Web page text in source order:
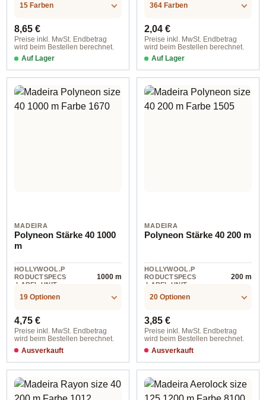
15 Farben
Regulärer Preis:
8,65 €
Preise inkl. MwSt. Endbetrag
wird beim Bestellen berechnet.
Auf Lager
413 rosa
364 Farben
Regulärer Preis:
2,04 €
Preise inkl. MwSt. Endbetrag
wird beim Bestellen berechnet.
Auf Lager
0105
MADEIRA
Polyneon Stärke 40 1000
m
HOLLYWOOL.P
RODUCTSPECS
.LABEL.UNIT
1000 m
19 Optionen
Regulärer Preis:
4,75 €
Preise inkl. MwSt. Endbetrag
wird beim Bestellen berechnet.
Ausverkauft
MADEIRA
Polyneon Stärke 40 200 m
HOLLYWOOL.P
RODUCTSPECS
.LABEL.UNIT
200 m
20 Optionen
Regulärer Preis:
3,85 €
Preise inkl. MwSt. Endbetrag
wird beim Bestellen berechnet.
Ausverkauft